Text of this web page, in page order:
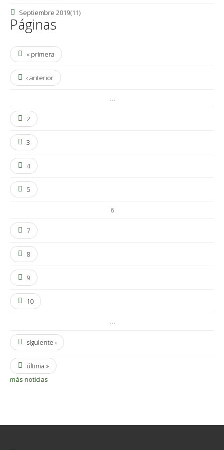
Septiembre 2019(11)
Páginas
« primera
‹ anterior
…
2
3
4
5
6
7
8
9
10
…
siguiente ›
última »
más noticias